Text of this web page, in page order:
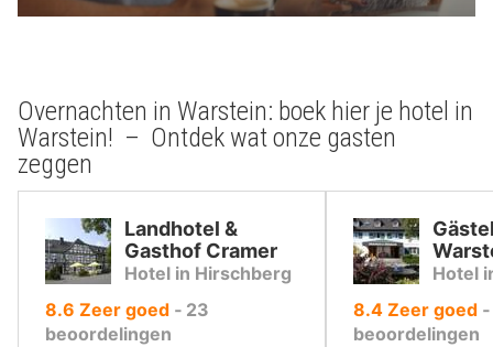
Overnachten in Warstein: boek hier je hotel in
Warstein! – Ontdek wat onze gasten
zeggen
Landhotel &
Gasthof Cramer
Hotel in Hirschberg
8.6 uit
10
Zeer goed ‐ 23
beoordelingen
Hotel
8.4uit
10
Zeer goed ‐
beoordelingen